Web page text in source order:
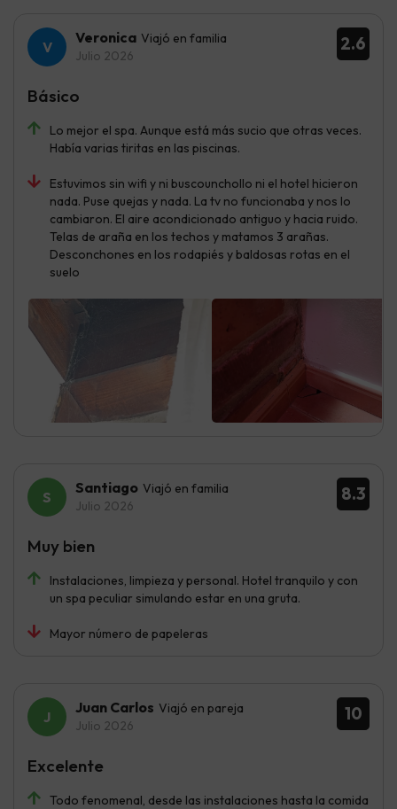
2.6
Veronica Viajó en familia
Julio 2026
Lo mejor el spa. Aunque está más sucio que otras veces.
Había varias tiritas en las piscinas.
Estuvimos sin wifi y ni buscounchollo ni el hotel hicieron
nada. Puse quejas y nada. La tv no funcionaba y nos lo
cambiaron. El aire acondicionado antiguo y hacia ruido.
Telas de araña en los techos y matamos 3 arañas.
Desconchones en los rodapiés y baldosas rotas en el
suelo
Básico
8.3
Santiago Viajó en familia
Julio 2026
Instalaciones, limpieza y personal. Hotel tranquilo y con
un spa peculiar simulando estar en una gruta.
Mayor número de papeleras
Muy bien
10
Juan Carlos Viajó en pareja
Julio 2026
Todo fenomenal, desde las instalaciones hasta la comida
Excelente